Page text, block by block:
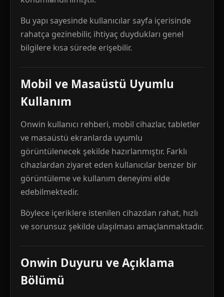
Bu yapı sayesinde kullanıcılar sayfa içerisinde
rahatça gezinebilir, ihtiyaç duydukları genel
bilgilere kısa sürede erişebilir.
Mobil ve Masaüstü Uyumlu
Kullanım
Onwin kullanıcı rehberi, mobil cihazlar, tabletler
ve masaüstü ekranlarda uyumlu
görüntülenecek şekilde hazırlanmıştır. Farklı
cihazlardan ziyaret eden kullanıcılar benzer bir
görüntüleme ve kullanım deneyimi elde
edebilmektedir.
Böylece içeriklere istenilen cihazdan rahat, hızlı
ve sorunsuz şekilde ulaşılması amaçlanmaktadır.
Onwin Duyuru ve Açıklama
Bölümü